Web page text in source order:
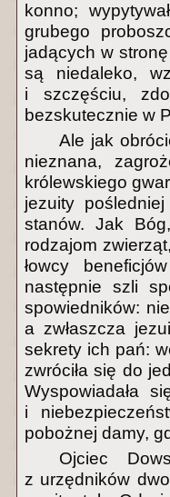
konno;
grubego
jadących w
są niedaleko,
i szczęściu,
bezskutecznie w
Ale jak
nieznana,
królewskiego
jezuity
stanów. Jak
rodzajom
łowcy
następnie szli
spowiedników:
a zwłaszcza
sekrety ich pań:
zwróciła się do
Wyspowiadała
i
pobożnej damy,
Ojciec
z urzędników